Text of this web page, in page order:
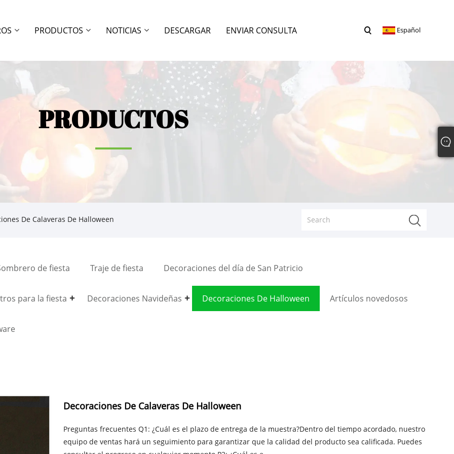
PRODUCTOS NOTICIAS DESCARGAR ENVIAR CONSULTA Español
PRODUCTOS
De Calaveras De Halloween
de fiesta Traje de fiesta Decoraciones del día de San Patricio
para la fiesta Decoraciones Navideñas Decoraciones De Halloween Artículos novedosos
Decoraciones De Calaveras De Halloween
Preguntas frecuentes Q1: ¿Cuál es el plazo de entrega de la muestra?Dentro del tiempo acordado, nuestro
equipo de ventas hará un seguimiento para garantizar que la calidad del producto sea calificada. Puedes